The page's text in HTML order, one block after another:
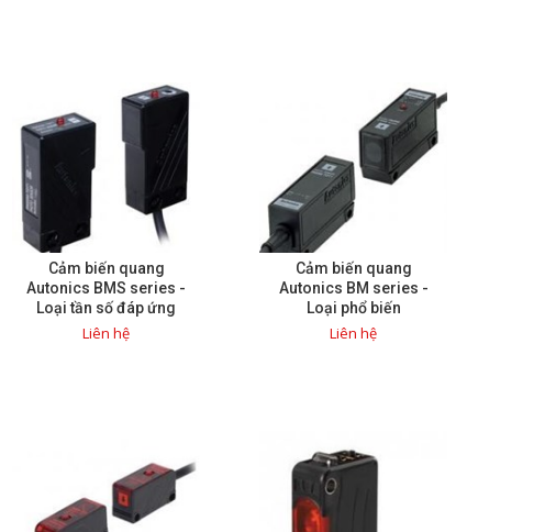
Cảm biến quang
Autonics BMS series -
Loại tần số đáp ứng
cao
Liên hệ
Cảm biến quang
Autonics BM series -
Loại phổ biến
Liên hệ